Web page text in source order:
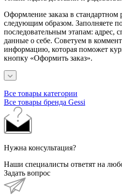
Оформление заказа в
следующим образом. Заполняете
последовательным этапам: адрес,
данные о себе. Советуем в
информацию, которая поможет
кнопку «Оформить заказ».
Все товары категории
Все товары бренда Gessi
Нужна консультация?
Наши специалисты ответят на
Задать вопрос